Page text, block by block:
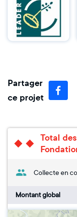
Partager
ce projet
Total
Collecte en
Montant global